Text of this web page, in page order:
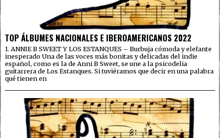
TOP ÁLBUMES NACIONALES E IBEROAMERICANOS 2022
1. ANNIE B SWEET Y LOS ESTANQUES – Burbuja cómoda y elefante
inesperado Una de las voces más bonitas y delicadas del indie
español, como es la de Anni B Sweet, se une a la psicodelia
guitarrera de Los Estanques. Si tuviéramos que decir en una palabra
qué tienen en